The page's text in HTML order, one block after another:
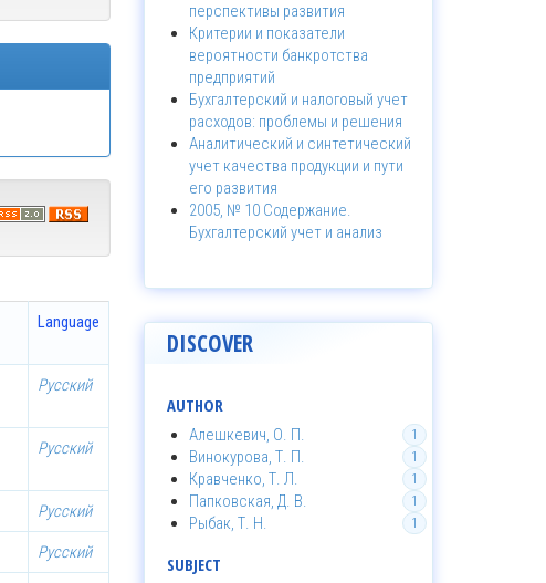
Language
Русский
Русский
Русский
Русский
перспективы развития
Критерии и показатели
вероятности банкротства
предприятий
Бухгалтерский и налоговый учет
расходов: проблемы и решения
Аналитический и синтетический
учет качества продукции и пути
его развития
2005, № 10 Содержание.
Бухгалтерский учет и анализ
DISCOVER
AUTHOR
1
Алешкевич, О. П.
1
Винокурова, Т. П.
1
Кравченко, Т. Л.
1
Папковская, Д. В.
1
Рыбак, Т. Н.
SUBJECT